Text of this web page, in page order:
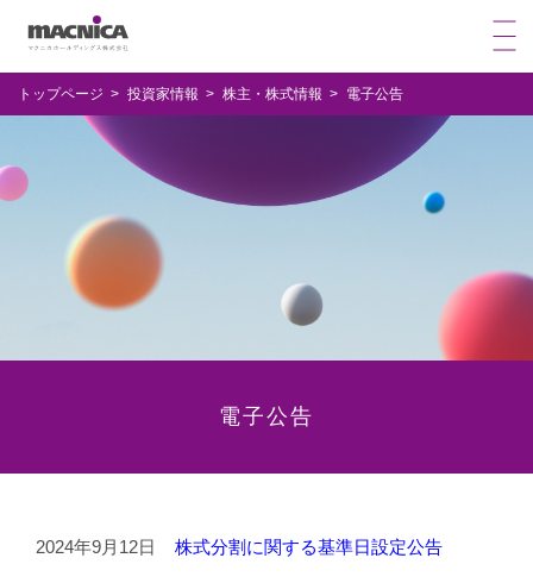
トップページ 投資家情報 株主・株式情報 電子公告
電子公告
2024年9月12日 株式分割に関する基準日設定公告